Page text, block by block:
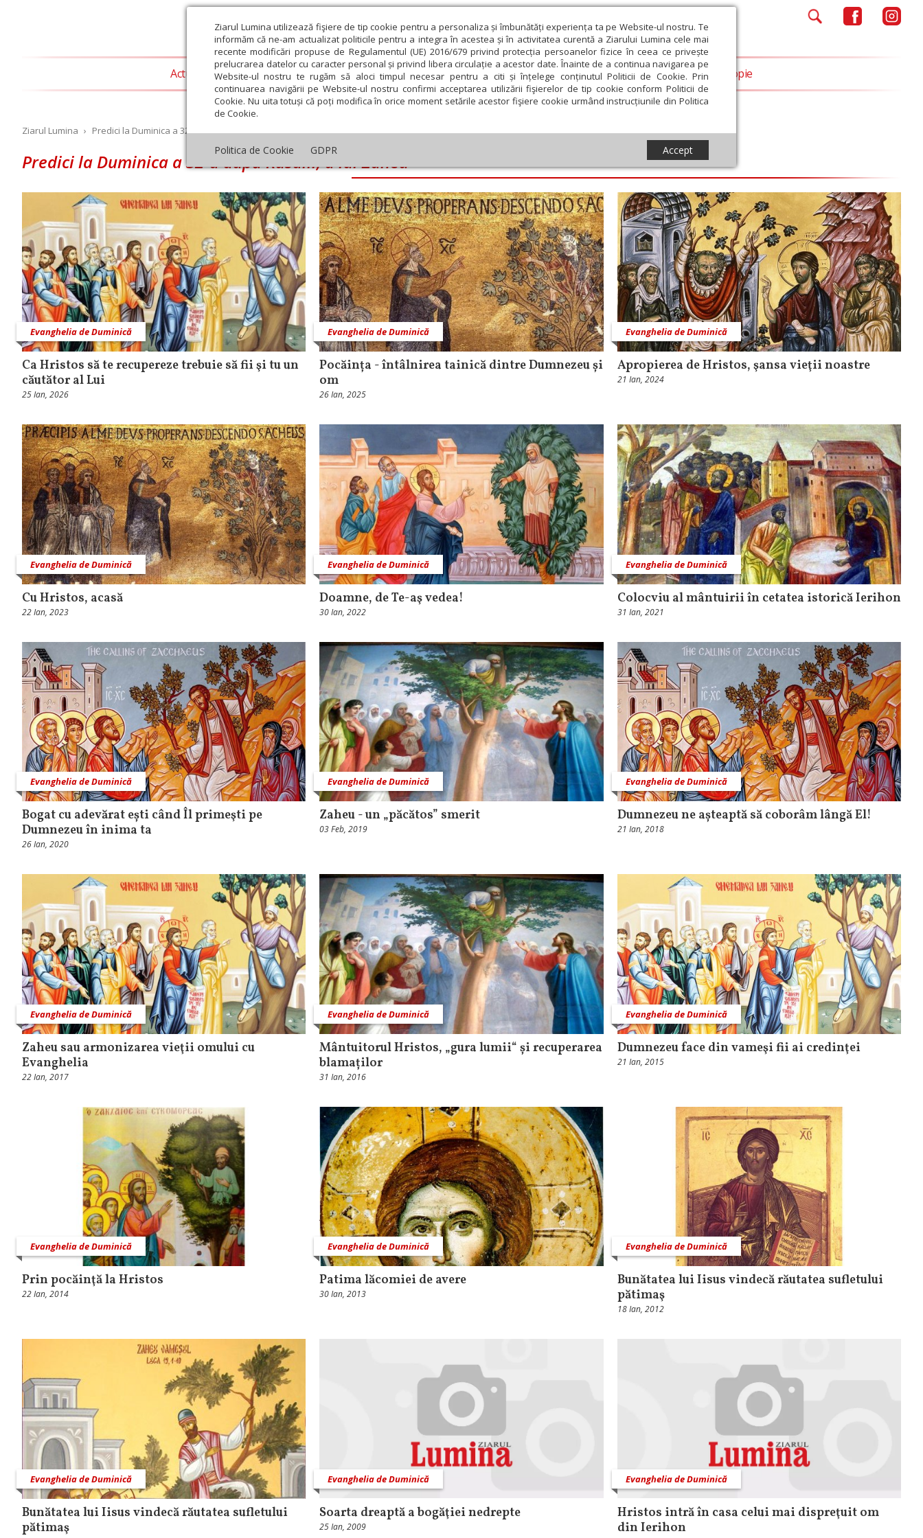
Ziarul Lumina utilizează fişiere de tip cookie pentru a personaliza și îmbunătăți experiența ta pe Website-ul nostru. Te
informăm că ne-am actualizat politicile pentru a integra în acestea și în activitatea curentă a Ziarului Lumina cele mai
recente modificări propuse de Regulamentul (UE) 2016/679 privind protecția persoanelor fizice în ceea ce privește
prelucrarea datelor cu caracter personal și privind libera circulație a acestor date. Înainte de a continua navigarea pe
Website-ul nostru te rugăm să aloci timpul necesar pentru a citi și înțelege conținutul Politicii de Cookie. Prin
continuarea navigării pe Website-ul nostru confirmi acceptarea utilizării fişierelor de tip cookie conform Politicii de
Cookie. Nu uita totuși că poți modifica în orice moment setările acestor fişiere cookie urmând instrucțiunile din Politica
de Cookie.
Politica de Cookie GDPR Accept
Actualitate religioasă Teologie și spiritualitate Educaţie și Cultură Societate Opinii Filantropie
Ziarul Lumina › Predici la Duminica a 32-a după Rusalii, a lui Zaheu
Predici la Duminica a 32-a după Rusalii, a lui Zaheu
Evanghelia de Duminică
Ca Hristos să te recupereze trebuie să fii şi tu un
căutător al Lui
25 Ian, 2026
Evanghelia de Duminică
Pocăința - întâlnirea tainică dintre Dumnezeu și
om
26 Ian, 2025
Evanghelia de Duminică
Apropierea de Hristos, şansa vieţii noastre
21 Ian, 2024
Evanghelia de Duminică
Cu Hristos, acasă
22 Ian, 2023
Evanghelia de Duminică
Doamne, de Te-aş vedea!
30 Ian, 2022
Evanghelia de Duminică
Colocviu al mântuirii în cetatea istorică Ierihon
31 Ian, 2021
Evanghelia de Duminică
Bogat cu adevărat ești când Îl primeşti pe
Dumnezeu în inima ta
26 Ian, 2020
Evanghelia de Duminică
Zaheu - un „păcătos” smerit
03 Feb, 2019
Evanghelia de Duminică
Dumnezeu ne așteaptă să coborâm lângă El!
21 Ian, 2018
Evanghelia de Duminică
Zaheu sau armonizarea vieţii omului cu
Evanghelia
22 Ian, 2017
Evanghelia de Duminică
Mântuitorul Hristos, „gura lumii“ și recuperarea
blamaților
31 Ian, 2016
Evanghelia de Duminică
Dumnezeu face din vameşi fii ai credinţei
21 Ian, 2015
Evanghelia de Duminică
Prin pocăinţă la Hristos
22 Ian, 2014
Evanghelia de Duminică
Patima lăcomiei de avere
30 Ian, 2013
Evanghelia de Duminică
Bunătatea lui Iisus vindecă răutatea sufletului
pătimaş
18 Ian, 2012
Evanghelia de Duminică
Bunătatea lui Iisus vindecă răutatea sufletului
pătimaş
Evanghelia de Duminică
Soarta dreaptă a bogăţiei nedrepte
25 Ian, 2009
Evanghelia de Duminică
Hristos intră în casa celui mai dispreţuit om
din Ierihon